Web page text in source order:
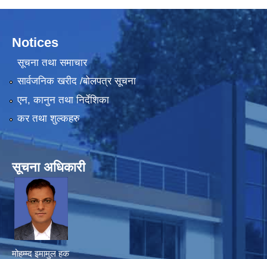
Notices
सूचना तथा समाचार
सार्वजनिक खरीद /बोलपत्र सूचना
एन, कानुन तथा निर्देशिका
कर तथा शुल्कहरु
सूचना अधिकारी
मोहम्म्द इमामुल हक